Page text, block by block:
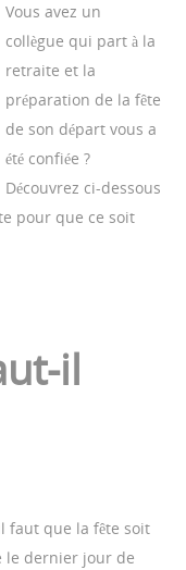
Vous avez un
collègue qui part à la
retraite et la
préparation de la fête
de son départ vous a
été confiée ?
Découvrez ci-dessous
pour que ce soit
il
faut que la fête soit
le dernier jour de